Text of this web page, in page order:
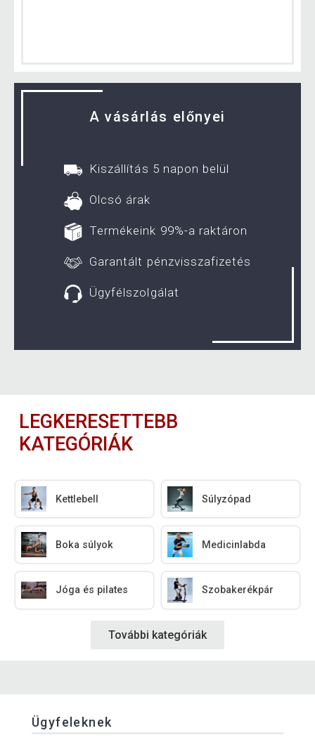
A vásárlás előnyei
Kiszállítás 5 napon belül
Olcsó árak
Termékeink 99%-a raktáron
Garantált pénzvisszafizetés
Ügyfélszolgálat
LEGKERESETTEBB
KATEGÓRIÁK
Kettlebell Súlyzópad
Boka súlyok Medicinlabda
Jóga és pilates Szobakerékpár
További kategóriák
Ügyfeleknek